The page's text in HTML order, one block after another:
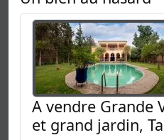
A vendre Grande
et grand jardin,